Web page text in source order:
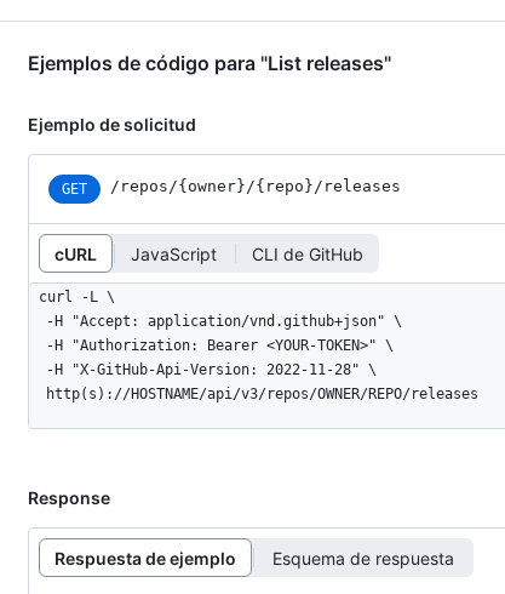
Ejemplos de código para "List releases"
Ejemplo de solicitud
GET /repos/{owner}/{repo}/releases
cURL JavaScript CLI de GitHub
curl -L \
  http(s)://HOSTNAME/api/v3/repos/OWNER/REPO/releases
Response
Respuesta de ejemplo Esquema de respuesta